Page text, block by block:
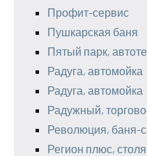
Профит-сервис
Пушкарская баня
Пятый парк,
Радуга, автомойка
Радуга, автомойка
Радужный,
Революция, баня-
Регион плюс,